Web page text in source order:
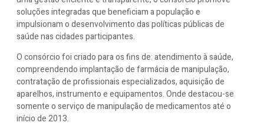
soluções integradas que beneficiam a população e
impulsionam o desenvolvimento das políticas públicas de
saúde nas cidades participantes.
O consórcio foi criado para os fins de: atendimento à saúde,
compreendendo implantação de farmácia de manipulação,
contratação de profissionais especializados, aquisição de
aparelhos, instrumento e equipamentos. Onde destacou-se
somente o serviço de manipulação de medicamentos até o
início de 2013.